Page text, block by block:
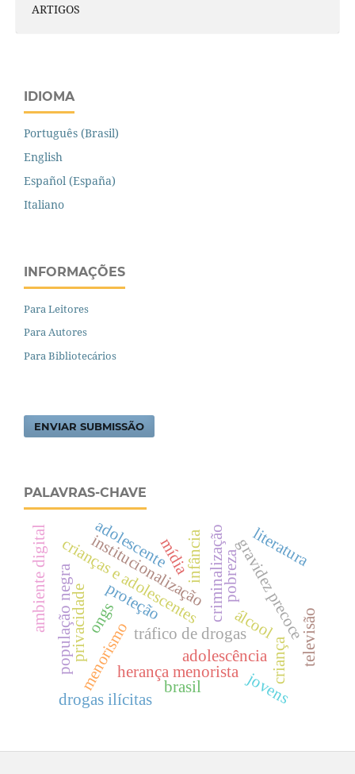
ARTIGOS
IDIOMA
Português (Brasil)
English
Español (España)
Italiano
INFORMAÇÕES
Para Leitores
Para Autores
Para Bibliotecários
ENVIAR SUBMISSÃO
PALAVRAS-CHAVE
adolescência
tráfico de drogas
ongs criminalizaçãopobreza
crianças e adolescentes
menorismoherança menorista
institucionalização
proteção
infância gravidez precoce
álcool
criança
adolescentemídia
ambiente digital
brasil
televisão
literatura
população negra
drogas ilícitas
privacidade
jovens